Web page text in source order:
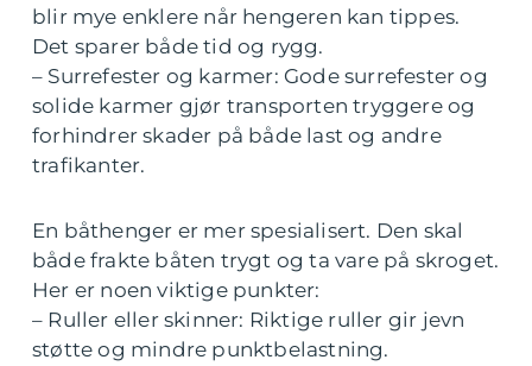
blir mye enklere når hengeren kan tippes.
Det sparer både tid og rygg.
– Surrefester og karmer: Gode surrefester og
solide karmer gjør transporten tryggere og
forhindrer skader på både last og andre
trafikanter.
En båthenger er mer spesialisert. Den skal
både frakte båten trygt og ta vare på skroget.
Her er noen viktige punkter:
– Ruller eller skinner: Riktige ruller gir jevn
støtte og mindre punktbelastning.